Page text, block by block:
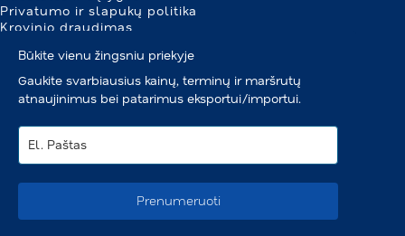
Privatumo ir slapukų politika
Krovinio draudimas
Būkite vienu žingsniu priekyje
Gaukite svarbiausius kainų, terminų ir maršrutų
atnaujinimus bei patarimus eksportui/importui.
Prenumeruoti